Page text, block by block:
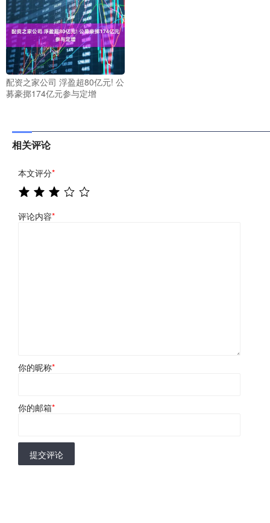
配资之家公司 浮盈超80亿元! 公
募豪掷174亿元参与定增
相关评论
本文评分*
评论内容*
你的昵称*
你的邮箱*
提交评论